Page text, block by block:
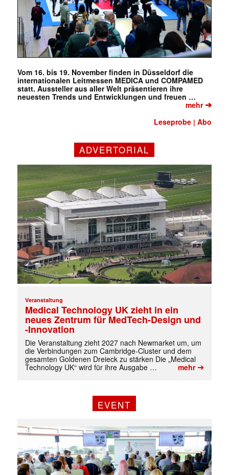
Vom 16. bis 19. November finden in Düsseldorf die
internationalen Leitmessen MEDICA und COMPAMED
statt. Aussteller aus aller Welt präsentieren ihre
neuesten Trends und Entwicklungen und freuen …
mehr➔
Leseprobe |Abo
ADVERTORIAL
Veranstaltung
Medical Technology UK zieht in ein
neues Zentrum für MedTech-Design und
-Innovation
Die Veranstaltung zieht 2027 nach Newmarket um, um
die Verbindungen zum Cambridge-Cluster und dem
gesamten Goldenen Dreieck zu stärken Die „Medical
Technology UK“ wird für ihre Ausgabe …
mehr➔
EVENT